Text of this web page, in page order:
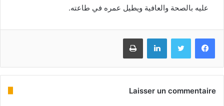
عليه بالصحة والعافية ويطيل عمره في طاعته.
Facebook
Twitter
Linkedin
Imprimer
Laisser un commentaire